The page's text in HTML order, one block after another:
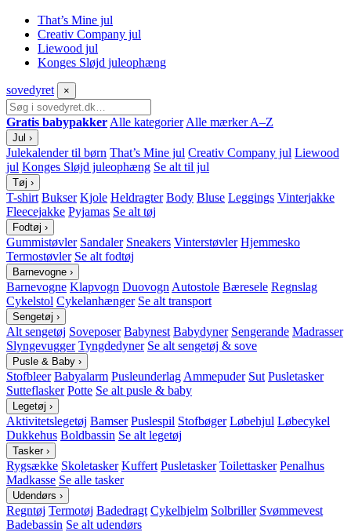
That’s Mine jul
Creativ Company jul
Liewood jul
Konges Sløjd juleophæng
sovedyret ×
Gratis babypakker Alle kategorier Alle mærker A–Z
Jul ›
Julekalender til børn That’s Mine jul Creativ Company jul Liewood
jul Konges Sløjd juleophæng Se alt til jul
Tøj ›
T-shirt Bukser Kjole Heldragter Body Bluse Leggings Vinterjakke
Fleecejakke Pyjamas Se alt tøj
Fodtøj ›
Gummistøvler Sandaler Sneakers Vinterstøvler Hjemmesko
Termostøvler Se alt fodtøj
Barnevogne ›
Barnevogne Klapvogn Duovogn Autostole Bæresele Regnslag
Cykelstol Cykelanhænger Se alt transport
Sengetøj ›
Alt sengetøj Soveposer Babynest Babydyner Sengerande Madrasser
Slyngevugger Tyngdedyner Se alt sengetøj & sove
Pusle & Baby ›
Stofbleer Babyalarm Pusleunderlag Ammepuder Sut Pusletasker
Sutteflasker Potte Se alt pusle & baby
Legetøj ›
Aktivitetslegetøj Bamser Puslespil Stofbøger Løbehjul Løbecykel
Dukkehus Boldbassin Se alt legetøj
Tasker ›
Rygsække Skoletasker Kuffert Pusletasker Toilettasker Penalhus
Madkasse Se alle tasker
Udendørs ›
Regntøj Termotøj Badedragt Cykelhjelm Solbriller Svømmevest
Badebassin Se alt udendørs